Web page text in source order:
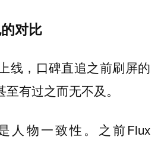
对比
线，口碑直追之前刷屏的
有过之而无不及。
人物一致性 。之前Flux